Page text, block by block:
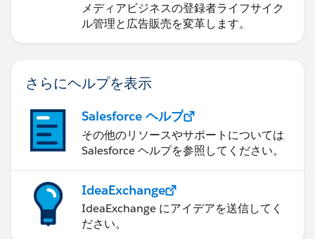
メディアビジネスの登録者ライフサイク
ル管理と広告販売を変革します。
さらにヘルプを表示
Salesforce ヘルプ
その他のリソースやサポートについては
Salesforce ヘルプを参照してください。
IdeaExchange
IdeaExchange にアイデアを送信してく
ださい。